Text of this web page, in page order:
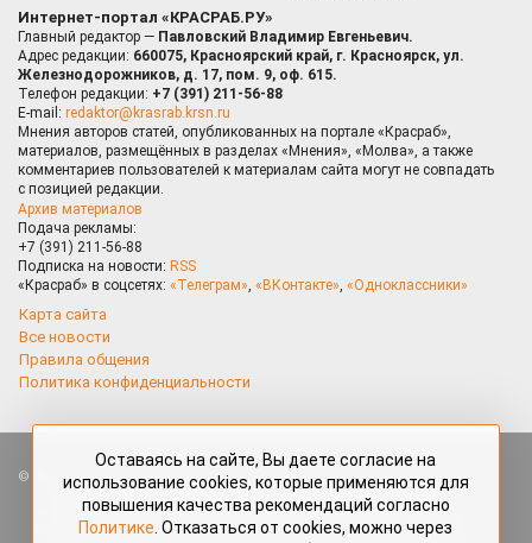
Интернет-портал «КРАСРАБ.РУ»
Главный редактор — Павловский Владимир Евгеньевич.
Адрес редакции: 660075, Красноярский край, г. Красноярск, ул.
Железнодорожников, д. 17, пом. 9, оф. 615.
Телефон редакции: +7 (391) 211-56-88
E-mail: redaktor@krasrab.krsn.ru
Мнения авторов статей, опубликованных на портале «Красраб»,
материалов, размещённых в разделах «Мнения», «Молва», а также
комментариев пользователей к материалам сайта могут не совпадать
с позицией редакции.
Архив материалов
Подача рекламы:
+7 (391) 211-56-88
Подписка на новости: RSS
«Красраб» в соцсетях: «Телеграм», «ВКонтакте», «Одноклассники»
Карта сайта
Все новости
Правила общения
Политика конфиденциальности
Все права защищены. Любые материалы, размещённые на портале
«Красраб.ру» сотрудниками редакции, нештатными авторами
и читателями, являются объектами авторского права. Полное или
частичное использование материалов, размещённых на портале
Оставаясь на сайте, Вы даете согласие на
использование cookies, которые применяются для
повышения качества рекомендаций согласно
Политике . Отказаться от cookies, можно через